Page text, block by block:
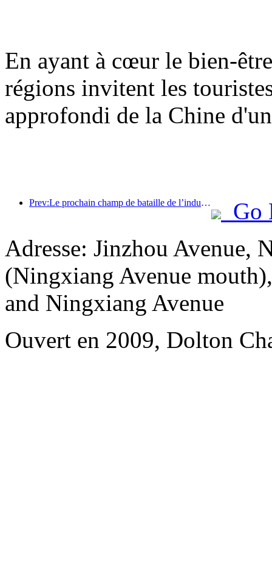
En ayant à cœur le bien-
régions invitent les
approfondi de la Chine
Prev:Le prochain champ de bataille de l’industrie hôtelière réside dans les gènes durables du mobilier
Go
Adresse: Jinzhou Avenue,
(Ningxiang Avenue
and Ningxiang Avenue
Ouvert en 2009, Dolton